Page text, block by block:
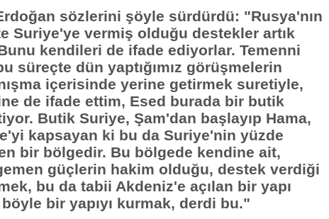
sözlerini şöyle sürdürdü: "Rusya'nın
Suriye'ye vermiş olduğu destekler artık
kendileri de ifade ediyorlar. Temenni
süreçte dün yaptığımız görüşmelerin
içerisinde yerine getirmek suretiyle,
de ifade ettim, Esed burada bir butik
Butik Suriye, Şam'dan başlayıp Hama,
kapsayan ki bu da Suriye'nin yüzde
bir bölgedir. Bu bölgede kendine ait,
güçlerin hakim olduğu, destek verdiği
bu da tabii Akdeniz'e açılan bir yapı
bir yapıyı kurmak, derdi bu."